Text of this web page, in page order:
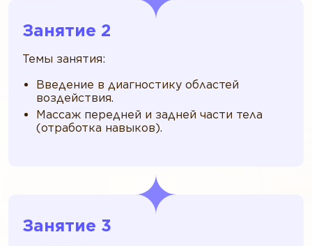
Занятие 2
Темы занятия:
Введение в диагностику областей
воздействия.
Массаж передней и задней части тела
(отработка навыков).
Занятие 3